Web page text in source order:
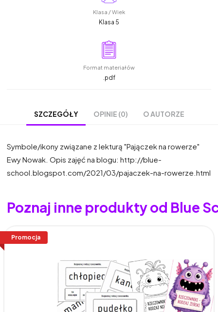
Klasa / Wiek
Klasa 5
Format materiałów
.pdf
SZCZEGÓŁY OPINIE (0) O AUTORZE
Symbole/ikony związane z lekturą "Pajączek na rowerze"
Ewy Nowak. Opis zajęć na blogu: http://blue-
school.blogspot.com/2021/03/pajaczek-na-rowerze.html
Poznaj inne produkty od Blue
Promocja